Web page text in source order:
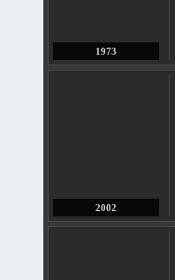
1973
2002